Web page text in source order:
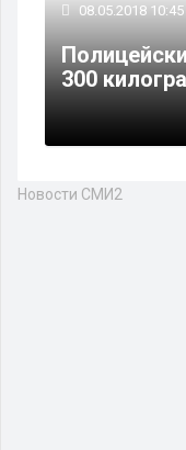
08.05.2018 10:45
300
Новости СМИ2